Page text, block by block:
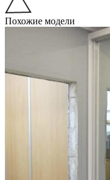
Похожие модели